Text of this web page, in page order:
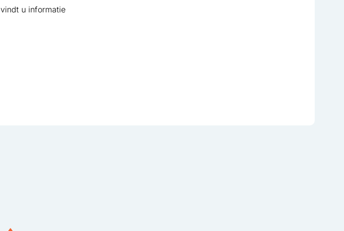
vindt u informatie